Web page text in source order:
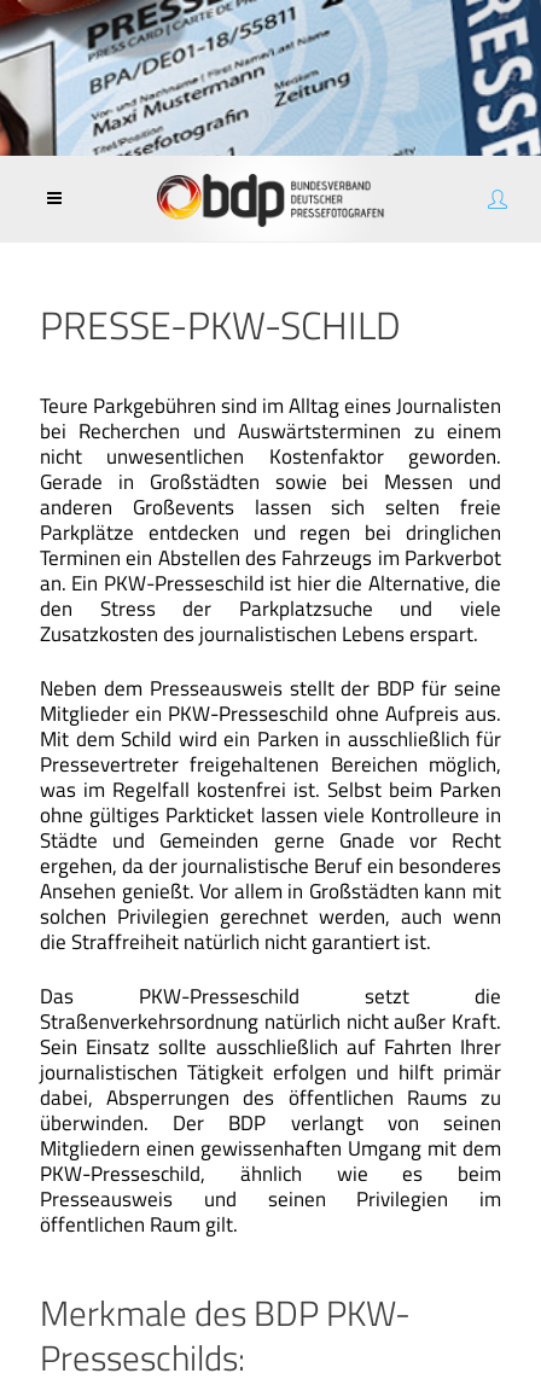
PRESSE-PKW-SCHILD
Teure Parkgebühren sind im Alltag eines Journalisten
bei Recherchen und Auswärtsterminen zu einem
nicht unwesentlichen Kostenfaktor geworden.
Gerade in Großstädten sowie bei Messen und
anderen Großevents lassen sich selten freie
Parkplätze entdecken und regen bei dringlichen
Terminen ein Abstellen des Fahrzeugs im Parkverbot
an. Ein PKW-Presseschild ist hier die Alternative, die
den Stress der Parkplatzsuche und viele
Zusatzkosten des journalistischen Lebens erspart.
Neben dem Presseausweis stellt der BDP für seine
Mitglieder ein PKW-Presseschild ohne Aufpreis aus.
Mit dem Schild wird ein Parken in ausschließlich für
Pressevertreter freigehaltenen Bereichen möglich,
was im Regelfall kostenfrei ist. Selbst beim Parken
ohne gültiges Parkticket lassen viele Kontrolleure in
Städte und Gemeinden gerne Gnade vor Recht
ergehen, da der journalistische Beruf ein besonderes
Ansehen genießt. Vor allem in Großstädten kann mit
solchen Privilegien gerechnet werden, auch wenn
die Straffreiheit natürlich nicht garantiert ist.
Das PKW-Presseschild setzt die
Straßenverkehrsordnung natürlich nicht außer Kraft.
Sein Einsatz sollte ausschließlich auf Fahrten Ihrer
journalistischen Tätigkeit erfolgen und hilft primär
dabei, Absperrungen des öffentlichen Raums zu
überwinden. Der BDP verlangt von seinen
Mitgliedern einen gewissenhaften Umgang mit dem
PKW-Presseschild, ähnlich wie es beim
Presseausweis und seinen Privilegien im
öffentlichen Raum gilt.
Merkmale des BDP PKW-
Presseschilds: